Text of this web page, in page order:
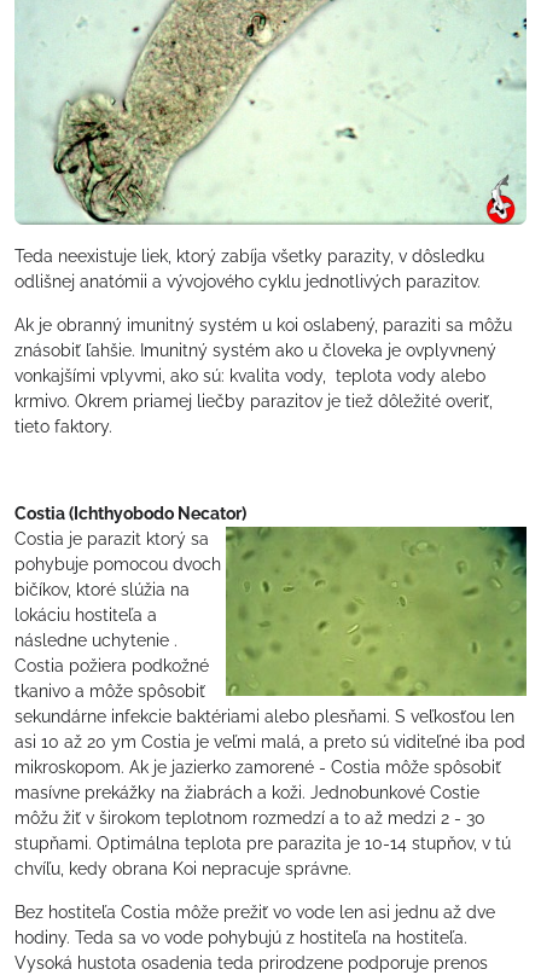
Teda neexistuje liek, ktorý zabíja všetky parazity, v dôsledku
odlišnej anatómii a vývojového cyklu jednotlivých parazitov.
Ak je obranný imunitný systém u koi oslabený, paraziti sa môžu
znásobiť ľahšie. Imunitný systém ako u človeka je ovplyvnený
vonkajšími vplyvmi, ako sú: kvalita vody, teplota vody alebo
krmivo. Okrem priamej liečby parazitov je tiež dôležité overiť,
tieto faktory.
Costia (Ichthyobodo Necator)
Costia je parazit ktorý sa
pohybuje pomocou dvoch
bičíkov, ktoré slúžia na
lokáciu hostiteľa a
následne uchytenie .
Costia požiera podkožné
tkanivo a môže spôsobiť
sekundárne infekcie baktériami alebo plesňami. S veľkosťou len
asi 10 až 20 ym Costia je veľmi malá, a preto sú viditeľné iba pod
mikroskopom. Ak je jazierko zamorené - Costia môže spôsobiť
masívne prekážky na žiabrách a koži. Jednobunkové Costie
môžu žiť v širokom teplotnom rozmedzí a to až medzi 2 - 30
stupňami. Optimálna teplota pre parazita je 10-14 stupňov, v tú
chvíľu, kedy obrana Koi nepracuje správne.
Bez hostiteľa Costia môže prežiť vo vode len asi jednu až dve
hodiny. Teda sa vo vode pohybujú z hostiteľa na hostiteľa.
Vysoká hustota osadenia teda prirodzene podporuje prenos